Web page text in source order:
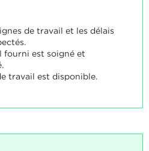
de travail et les délais
fourni est soigné et
travail est disponible.